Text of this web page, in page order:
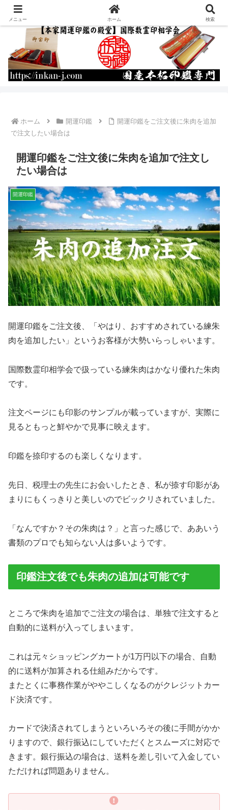
運命を書き換える開運印鑑の作成・通販
ホーム 開運印鑑
開運印鑑をご注文後に朱肉を追加
で注文したい場合は
開運印鑑をご注文後に朱肉を追加で注文し
たい場合は
開運印鑑
開運印鑑をご注文後、「やはり、おすすめされている練朱
肉を追加したい」というお客様が大勢いらっしゃいます。
国際数霊印相学会で扱っている練朱肉はかなり優れた朱肉
です。
注文ページにも印影のサンプルが載っていますが、実際に
見るともっと鮮やかで見事に映えます。
印鑑を捺印するのも楽しくなります。
先日、税理士の先生にお会いしたとき、私が捺す印影があ
まりにもくっきりと美しいのでビックリされていました。
「なんですか？その朱肉は？」と言った感じで、ああいう
書類のプロでも知らない人は多いようです。
印鑑注文後でも朱肉の追加は可能です
ところで朱肉を追加でご注文の場合は、単独で注文すると
自動的に送料が入ってしまいます。
これは元々ショッピングカートが1万円以下の場合、自動
的に送料が加算される仕組みだからです。
またとくに事務作業がややこしくなるのがクレジットカー
ド決済です。
カードで決済されてしまうといろいろその後に手間がかか
りますので、銀行振込にしていただくとスムーズに対応で
きます。銀行振込の場合は、送料を差し引いて入金してい
ただければ問題ありません。
メニュー ホーム 検索